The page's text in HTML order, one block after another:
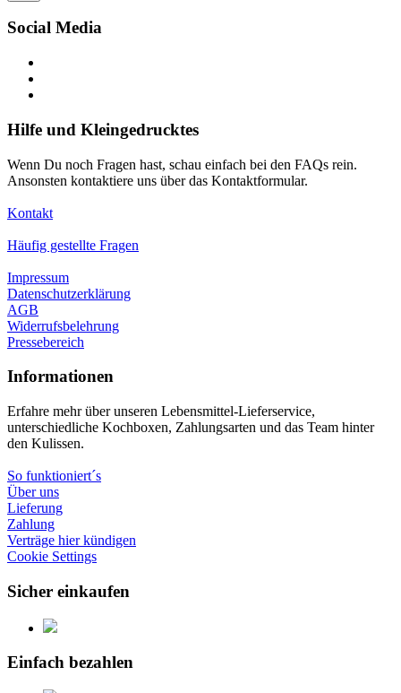
Social Media
Hilfe und Kleingedrucktes
Wenn Du noch Fragen hast, schau einfach bei den FAQs rein.
Ansonsten kontaktiere uns über das Kontaktformular.
Kontakt
Häufig gestellte Fragen
Impressum
Datenschutzerklärung
AGB
Widerrufsbelehrung
Pressebereich
Informationen
Erfahre mehr über unseren Lebensmittel-Lieferservice,
unterschiedliche Kochboxen, Zahlungsarten und das Team hinter
den Kulissen.
So funktioniert´s
Über uns
Lieferung
Zahlung
Verträge hier kündigen
Cookie Settings
Sicher einkaufen
Einfach bezahlen